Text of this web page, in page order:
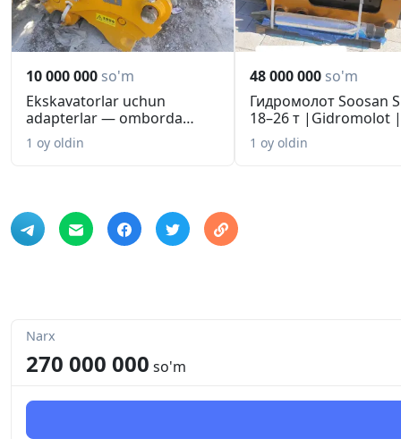
10 000 000 so'm
Ekskavatorlar uchun
adapterlar — omborda
mavjud I ...
1 oy oldin
48 000 000 so'm
Гидромолот Soosan
18–26 т |Gidromolot |
Гаран...
1 oy oldin
Narx
270 000 000 so'm